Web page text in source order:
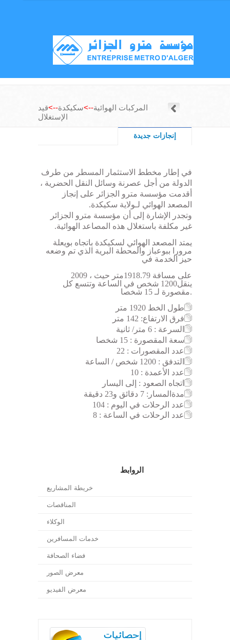
المركبات الهوائية-->سكيكدة-->قيد
الإستغلال
إنجازات جديدة
في إطار مخطط الاستثمار المسطر من طرف
الدولة من أجل عصرنة وسائل النقل الحضرية ،
أقدمت مؤسسة مترو الجزائر على إنجاز
المصعد الهوائي لـولاية سكيكدة.
وتجدر الإشارة إلى أن مؤسسة مترو الجزائر
غير مكلفة باستغلال هذه المصاعد الهوائية.
يمتد المصعد الهوائي لسكيكدة باتجاه بويعلة
مرورا ببوعباز والمحطة البرية الذي تم وضعه
حيز الخدمة في
2009 ، على مسافة 1918.79متر حيث
ينقل
1200 شخص في الساعة وتتسع كل
مقصورة لـ15 شخصا.
طول الخط 1920
متر
فرق الارتفاع: 142
متر
السرعة : 6 متر/ ثانية
سعة المقصورة : 15 شخصا
عدد المقصورات : 22
التدفق : 1200
شخص / الساعة
عدد الأعمدة : 10
اتجاه الصعود : إلى اليسار
مدةالمسار:
عدد الرحلات في اليوم : 104
عدد الرحلات في الساعة : 8
الروابط
خريطة المشاريع
المناقصات
الوكلاء
خدمات المسافرين
فضاء الصحافة
معرض الصور
معرض الفيديو